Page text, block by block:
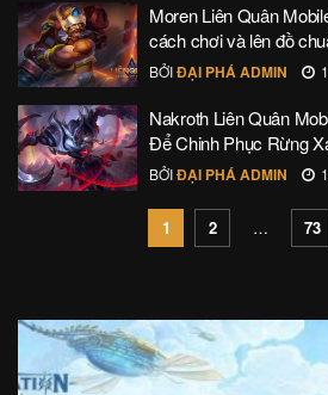
Moren Liên Quân
cách chơi và lên đồ
BỞIĐẠI PHÁ ADMIN
Nakroth Liên Quân
Để Chinh Phục Rừng
BỞIĐẠI PHÁ ADMIN
1 2 … 73